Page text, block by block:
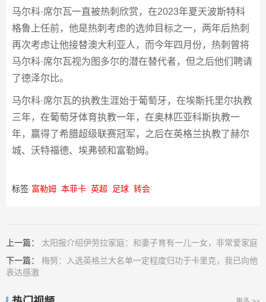
马尔科·席尔瓦一直被热刺欣赏，在2023年夏天波斯特科
格鲁上任前，他是热刺考虑的选帅目标之一，两年后热刺
再次考虑让他接替澳大利亚人，而今年四月份，热刺曾将
马尔科·席尔瓦视为图多尔的潜在替代者，但之后他们聘请
了德泽尔比。
马尔科·席尔瓦的执教生涯始于葡萄牙，在埃斯托里尔执教
三年，在葡萄牙体育执教一年，在奥林匹亚科斯执教一
年，赢得了希腊超级联赛冠军，之后在英格兰执教了赫尔
城、沃特福德、埃弗顿和富勒姆。
标签 富勒姆 本菲卡 英超 足球 转会
上一篇： 太阳报介绍伊劳拉家庭：和妻子育有一儿一女，非常爱家庭
下一篇： 梅努：入选英格兰大名单一定程度归功于卡里克，我已向他
表达感激